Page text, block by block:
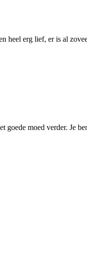
heel erg lief, er is al
goede moed verder. Je